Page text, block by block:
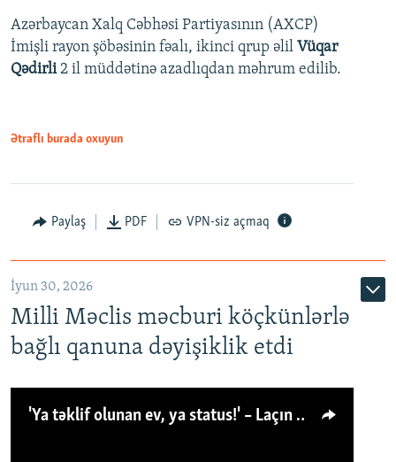
Azərbaycan Xalq Cəbhəsi Partiyasının (AXCP)
İmişli rayon şöbəsinin fəalı, ikinci qrup əlil Vüqar
Qədirli2 il müddətinə azadlıqdan məhrum edilib.
Ətraflı burada oxuyun
Paylaş PDF VPN-siz açmaq
İyun 30, 2026
Milli Məclis məcburi köçkünlərlə
bağlı qanuna dəyişiklik etdi
'Ya təklif olunan ev, ya status!' – Laçın köçkünü: 'Laçından başqa heç hara!'